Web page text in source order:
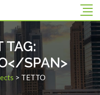
TAG:
SPAN>
> TETTO